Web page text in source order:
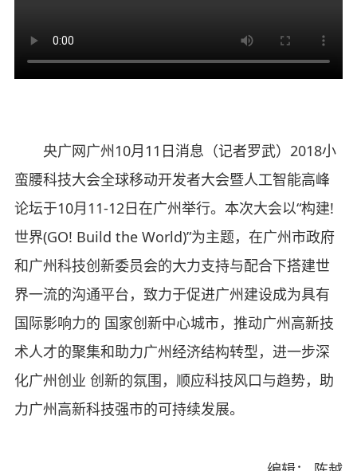
央广网广州10月11日消息（记者罗武）2018小
蛮腰科技大会全球移动开发者大会暨人工智能高峰
论坛于10月11-12日在广州举行。本次大会以“构建!
世界(GO! Build the World)”为主题，在广州市政府
和广州科技创新委员会的大力支持与配合下搭建世
界一流的沟通平台，致力于促进广州建设成为具有
国际影响力的 国家创新中心城市，推动广州高新技
术人才的聚集和助力广州经济结构转型，进一步深
化广州创业 创新的氛围，顺应科技风口与趋势，助
力广州高新科技强市的可持续发展。